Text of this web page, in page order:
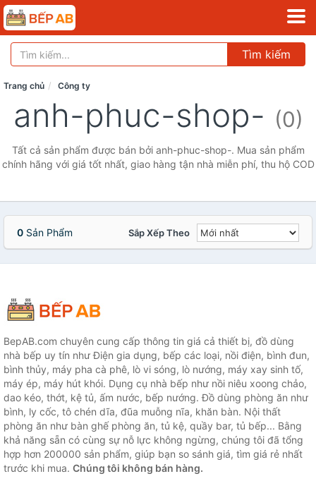
Tìm kiếm
Trang chủ Công ty
anh-phuc-shop- (0)
Tất cả sản phẩm được bán bởi anh-phuc-shop-. Mua sản phẩm
chính hãng với giá tốt nhất, giao hàng tận nhà miễn phí, thu hộ COD
0 Sản Phẩm Sắp Xếp Theo
BepAB.com chuyên cung cấp thông tin giá cả thiết bị, đồ dùng
nhà bếp uy tín như Điện gia dụng, bếp các loại, nồi điện, bình đun,
bình thủy, máy pha cà phê, lò vi sóng, lò nướng, máy xay sinh tố,
máy ép, máy hút khói. Dụng cụ nhà bếp như nồi niêu xoong chảo,
dao kéo, thớt, kệ tủ, ấm nước, bếp nướng. Đồ dùng phòng ăn như
bình, ly cốc, tô chén dĩa, đũa muỗng nĩa, khăn bàn. Nội thất
phòng ăn như bàn ghế phòng ăn, tủ kệ, quầy bar, tủ bếp... Bằng
khả năng sẵn có cùng sự nỗ lực không ngừng, chúng tôi đã tổng
hợp hơn 200000 sản phẩm, giúp bạn so sánh giá, tìm giá rẻ nhất
trước khi mua. Chúng tôi không bán hàng.